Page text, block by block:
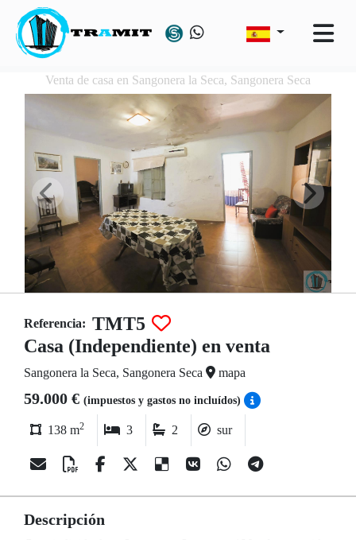
Venta de casa en Sangonera la Seca, Sangonera Seca
Referencia: TMT5
Casa (Independiente) en venta
Sangonera la Seca, Sangonera Seca mapa
59.000 € (impuestos y gastos no incluídos)
138 m2 3 2 sur
Descripción